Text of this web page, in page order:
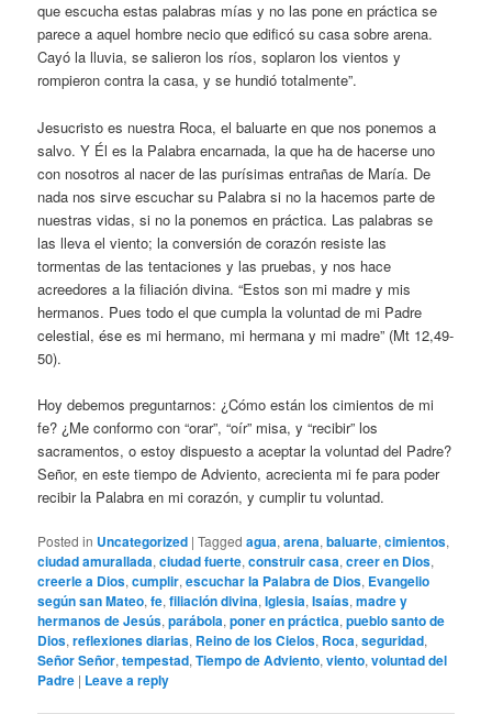
que escucha estas palabras mías y no las pone en práctica se
parece a aquel hombre necio que edificó su casa sobre arena.
Cayó la lluvia, se salieron los ríos, soplaron los vientos y
rompieron contra la casa, y se hundió totalmente”.
Jesucristo es nuestra Roca, el baluarte en que nos ponemos a
salvo. Y Él es la Palabra encarnada, la que ha de hacerse uno
con nosotros al nacer de las purísimas entrañas de María. De
nada nos sirve escuchar su Palabra si no la hacemos parte de
nuestras vidas, si no la ponemos en práctica. Las palabras se
las lleva el viento; la conversión de corazón resiste las
tormentas de las tentaciones y las pruebas, y nos hace
acreedores a la filiación divina. “Estos son mi madre y mis
hermanos. Pues todo el que cumpla la voluntad de mi Padre
celestial, ése es mi hermano, mi hermana y mi madre” (Mt 12,49-
50).
Hoy debemos preguntarnos: ¿Cómo están los cimientos de mi
fe? ¿Me conformo con “orar”, “oír” misa, y “recibir” los
sacramentos, o estoy dispuesto a aceptar la voluntad del Padre?
Señor, en este tiempo de Adviento, acrecienta mi fe para poder
recibir la Palabra en mi corazón, y cumplir tu voluntad.
Posted in Uncategorized |Tagged agua,arena,baluarte,cimientos,
ciudad amurallada,ciudad fuerte,construir casa,creer en Dios,
creerle a Dios,cumplir,escuchar la Palabra de Dios, Evangelio
según san Mateo,fe,filiación divina,Iglesia,Isaías,madre y
hermanos de Jesús,parábola,poner en práctica,pueblo santo de
Dios,reflexiones diarias, Reino de los Cielos, Roca,seguridad,
Señor Señor,tempestad,Tiempo de Adviento,viento,voluntad del
Padre | Leave a reply